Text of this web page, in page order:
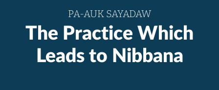
PA-AUK SAYADAW
The Practice Which
Leads to Nibbana